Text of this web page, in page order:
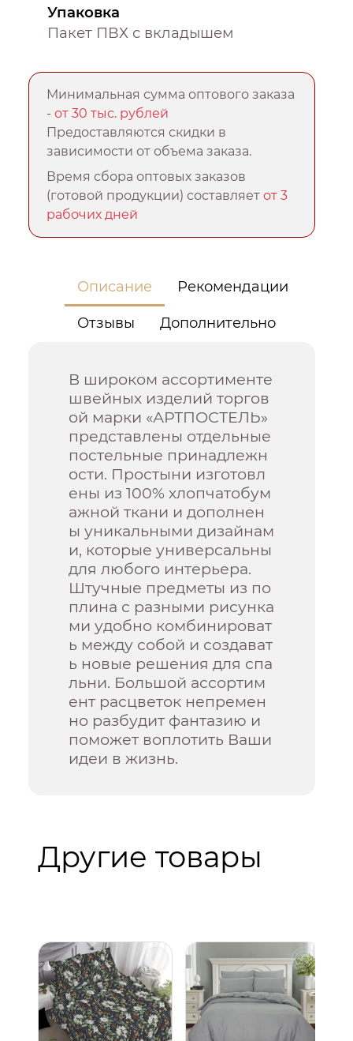
Упаковка
Пакет ПВХ с вкладышем
Минимальная сумма оптового заказа
-от 30 тыс. рублей
Предоставляются скидки в
зависимости от объема заказа.
Время сбора оптовых заказов
(готовой продукции) составляетот 3
рабочих дней
Описание Рекомендации
Отзывы Дополнительно
В широком ассортименте
швейных изделий торгов
ой марки «АРТПОСТЕЛЬ»
представлены отдельные
постельные принадлежн
ости. Простыни изготовл
ены из 100% хлопчатобум
ажной ткани и дополнен
ы уникальными дизайнам
и, которые универсальны
для любого интерьера.
Штучные предметы из по
плина с разными рисунка
ми удобно комбинироват
ь между собой и создават
ь новые решения для спа
льни. Большой ассортим
ент расцветок непремен
но разбудит фантазию и
поможет воплотить Ваши
идеи в жизнь.
Другие товары